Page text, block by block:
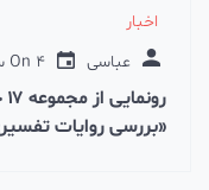
اخبار
عباسی
On 4 سال Ago
«بررسی روایات